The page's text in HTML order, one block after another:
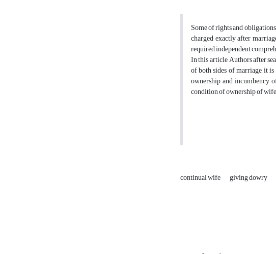
Some of rights and
charged exactly after
required independent
In this article, Authors after
of both sides of marriage, it
ownership and incumbency
condition of ownership of
continual wife giving dowry